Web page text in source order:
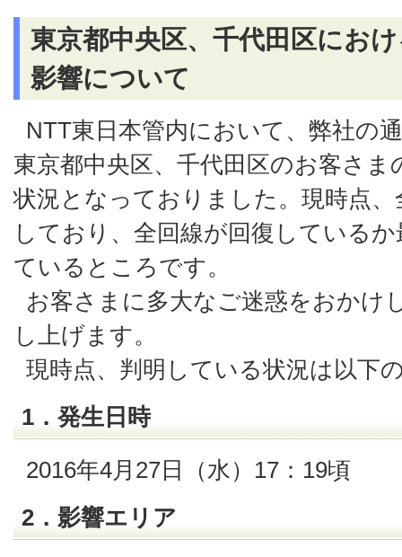
東京都中央区、千代田区にお
影響について
NTT東日本管内において、弊社の
東京都中央区、千代田区のお客さ
状況となっておりました。現時点
しており、全回線が回復している
ているところです。
お客さまに多大なご迷惑をおかけ
し上げます。
現時点、判明している状況は以下
1．発生日時
2016年4月27日（水）17：19頃
2．影響エリア